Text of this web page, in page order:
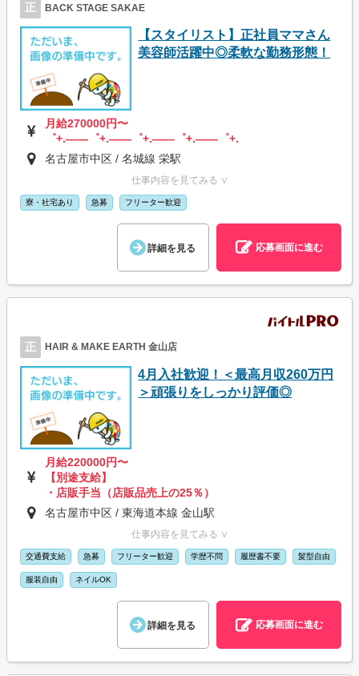
正 BACK STAGE SAKAE
【スタイリスト】正社員ママさん
美容師活躍中◎柔軟な勤務形態！
月給270000円〜
゜+.――゜+.――゜+.――゜+.――゜+.
名古屋市中区 / 名城線 栄駅
仕事内容を見てみる ∨
寮・社宅あり 急募 フリーター歓迎
詳細を見る 応募画面に進む
正 HAIR & MAKE EARTH 金山店
4月入社歓迎！＜最高月収260万円
＞頑張りをしっかり評価◎
月給220000円〜
【別途支給】
・店販手当（店販品売上の25％）
名古屋市中区 / 東海道本線 金山駅
仕事内容を見てみる ∨
交通費支給 急募 フリーター歓迎 学歴不問 履歴書不要 髪型自由
服装自由 ネイルOK
詳細を見る 応募画面に進む